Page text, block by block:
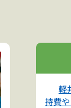
軽
持費